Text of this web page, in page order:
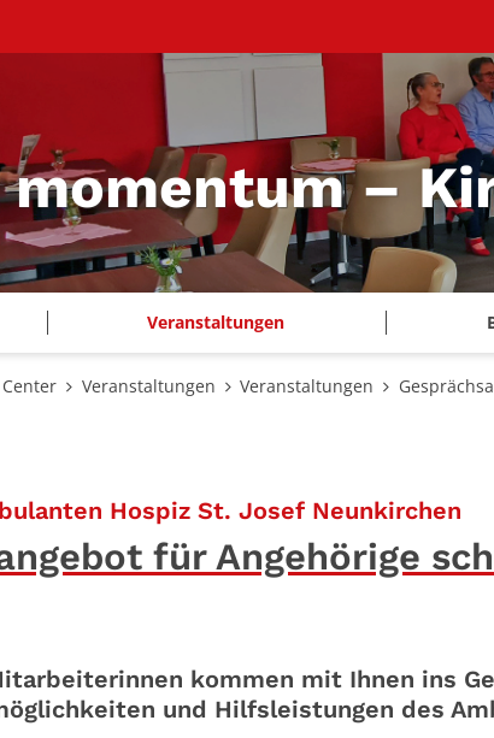
momentum –
Veranstaltungen
Veranstaltungen Veranstaltungen
Hospiz St. Josef Neunkirchen
für Angehörige
kommen mit Ihnen ins
und Hilfsleistungen des